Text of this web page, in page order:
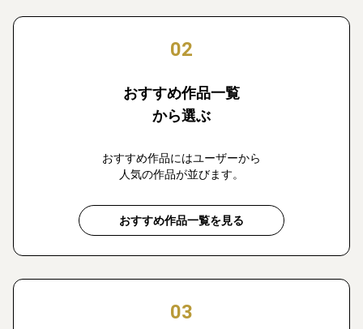
02
おすすめ作品一覧
から選ぶ
おすすめ作品にはユーザーから
人気の作品が並びます。
おすすめ作品一覧を見る
03